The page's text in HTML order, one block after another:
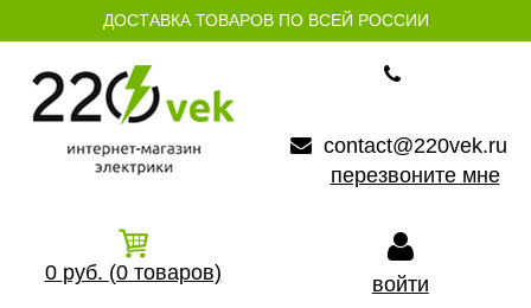
ДОСТАВКА ТОВАРОВ ПО ВСЕЙ РОССИИ
contact@220vek.ru
перезвоните мне
0 руб. (0 товаров) войти